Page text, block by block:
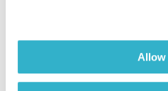
Allow
מנכ"לית איגוד ההתעמלות,
סנדל